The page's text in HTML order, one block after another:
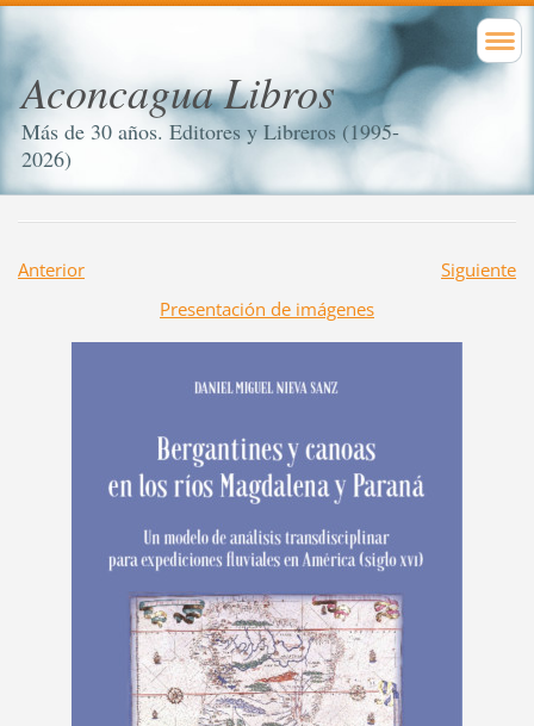
Aconcagua Libros
Más de 30 años. Editores y Libreros (1995-
2026)
Anterior
Siguiente
Presentación de imágenes